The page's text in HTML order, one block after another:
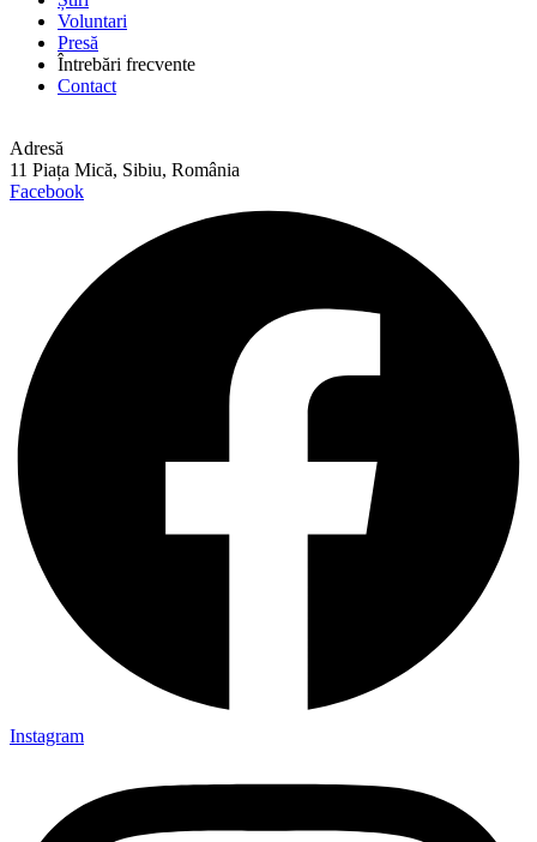
Voluntari
Presă
Întrebări frecvente
Contact
Adresă
11 Piața Mică, Sibiu, România
Facebook
Instagram